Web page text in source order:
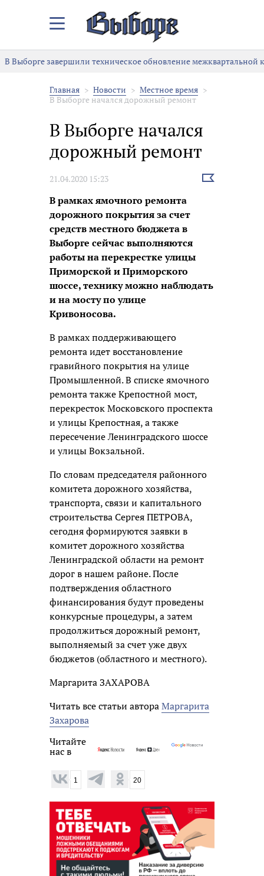
Закрыть/
меню
В Выборге завершили техническое обновление межквартальной
Главная Новости
Местное время
В Выборге начался дорожный ремонт
В Выборге начался
дорожный ремонт
21.04.2020 15:23
Выбрать
В рамках ямочного ремонта
дорожного покрытия за счет
средств местного бюджета в
Выборге сейчас выполняются
работы на перекрестке улицы
Приморской и Приморского
шоссе, технику можно наблюдать
и на мосту по улице
Кривоносова.
В рамках поддерживающего
ремонта идет восстановление
гравийного покрытия на улице
Промышленной. В списке ямочного
ремонта также Крепостной мост,
перекресток Московского проспекта
и улицы Крепостная, а также
пересечение Ленинградского шоссе
и улицы Вокзальной.
По словам председателя районного
комитета дорожного хозяйства,
транспорта, связи и капитального
строительства Сергея ПЕТРОВА,
сегодня формируются заявки в
комитет дорожного хозяйства
Ленинградской области на ремонт
дорог в нашем районе. После
подтверждения областного
финансирования будут проведены
конкурсные процедуры, а затем
продолжиться дорожный ремонт,
выполняемый за счет уже двух
бюджетов (областного и местного).
Маргарита ЗАХАРОВА
Читать все статьи автораМаргарита
Захарова
Читайте
нас в
1 20